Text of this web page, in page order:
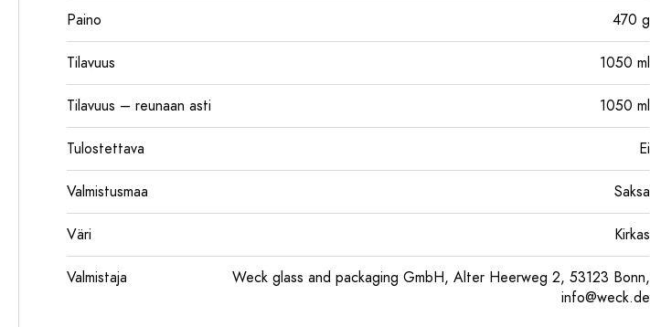
Paino 470 g
Tilavuus 1050 ml
Tilavuus – reunaan asti 1050 ml
Tulostettava Ei
Valmistusmaa Saksa
Väri Kirkas
Valmistaja
Weck glass and packaging GmbH, Alter Heerweg 2, 53123 Bonn,
info@weck.de